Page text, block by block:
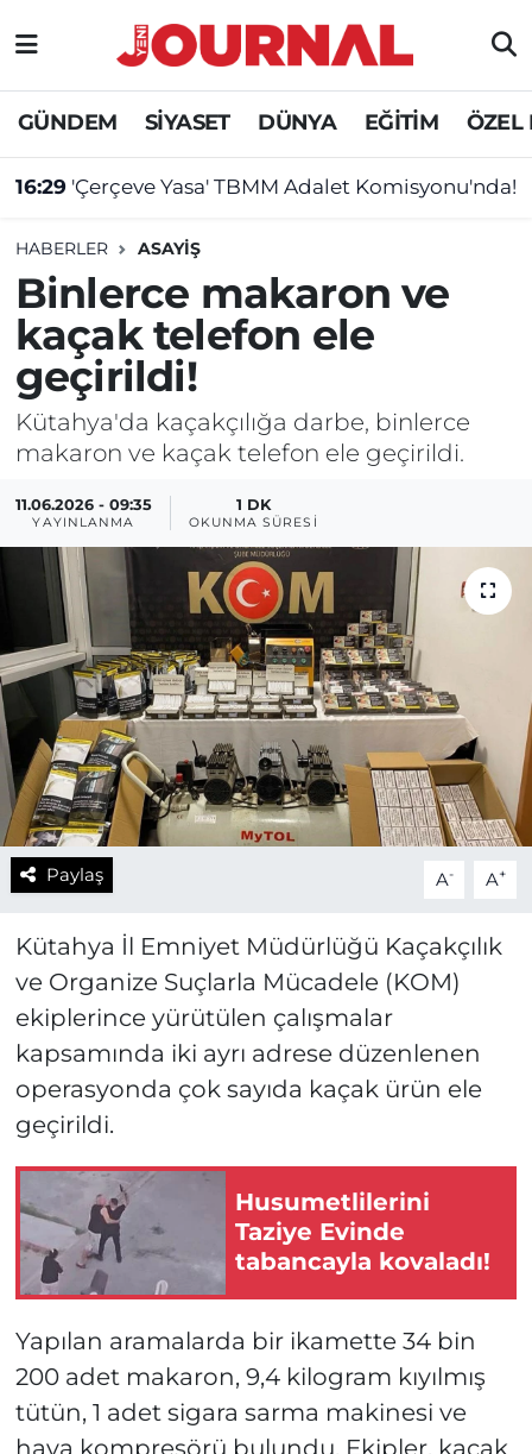
GÜNDEM SİYASET DÜNYA EĞİTİM ÖZEL
16:29 'Çerçeve Yasa' TBMM Adalet Komisyonu'nda!
HABERLER ASAYİŞ
Binlerce makaron ve
kaçak telefon ele
geçirildi!
Kütahya'da kaçakçılığa darbe, binlerce
makaron ve kaçak telefon ele geçirildi.
11.06.2026 - 09:35
YAYINLANMA
1 DK
OKUNMA SÜRESI
Paylaş A- A+
Kütahya İl Emniyet Müdürlüğü Kaçakçılık
ve Organize Suçlarla Mücadele (KOM)
ekiplerince yürütülen çalışmalar
kapsamında iki ayrı adrese düzenlenen
operasyonda çok sayıda kaçak ürün ele
geçirildi.
Husumetlilerini
Taziye Evinde
tabancayla kovaladı!
Yapılan aramalarda bir ikamette 34 bin
200 adet makaron, 9,4 kilogram kıyılmış
tütün, 1 adet sigara sarma makinesi ve
hava kompresörü bulundu. Ekipler, kaçak
GÜNDEM
SİYASET
DÜNYA
EĞİTİM
ÖZEL HABER
Nöbetçi Eczaneler
Hava Durumu
Süper Lig Puan Durumu ve Fikstür
Tüm Manşetler
Son Dakika Haberleri
Haber Arşivi